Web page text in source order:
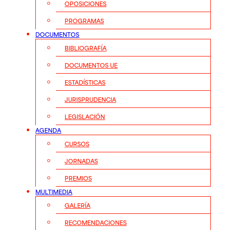
OPOSICIONES
PROGRAMAS
DOCUMENTOS
BIBLIOGRAFÍA
DOCUMENTOS UE
ESTADÍSTICAS
JURISPRUDENCIA
LEGISLACIÓN
AGENDA
CURSOS
JORNADAS
PREMIOS
MULTIMEDIA
GALERÍA
RECOMENDACIONES